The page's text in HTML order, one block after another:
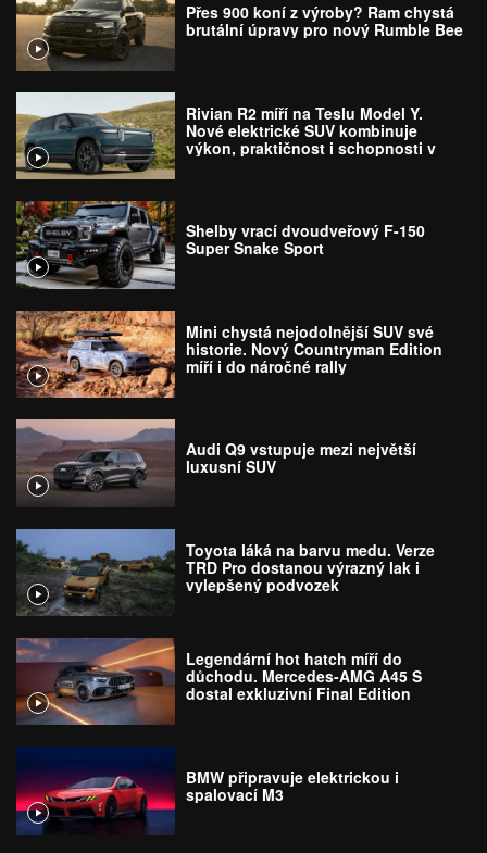
Přes 900 koní z výroby? Ram chystá
brutální úpravy pro nový Rumble Bee
Rivian R2 míří na Teslu Model Y.
Nové elektrické SUV kombinuje
výkon, praktičnost i schopnosti v
Shelby vrací dvoudveřový F-150
Super Snake Sport
Mini chystá nejodolnější SUV své
historie. Nový Countryman Edition
míří i do náročné rally
Audi Q9 vstupuje mezi největší
luxusní SUV
Toyota láká na barvu medu. Verze
TRD Pro dostanou výrazný lak i
vylepšený podvozek
Legendární hot hatch míří do
důchodu. Mercedes-AMG A45 S
dostal exkluzivní Final Edition
BMW připravuje elektrickou i
spalovací M3